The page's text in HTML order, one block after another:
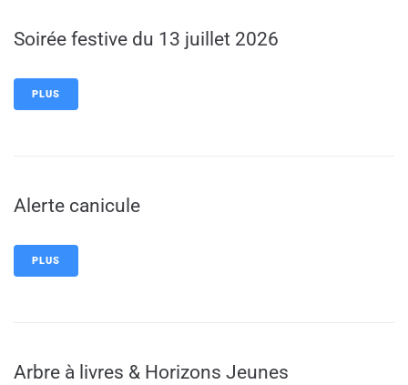
Soirée festive du 13 juillet 2026
PLUS
Alerte canicule
PLUS
Arbre à livres & Horizons Jeunes